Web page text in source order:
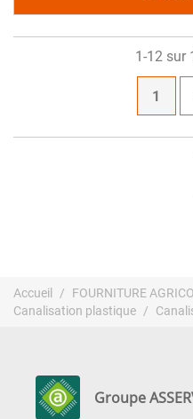
1-12 sur
1
Accueil FOURNITURE
Canalisation plastique
Groupe